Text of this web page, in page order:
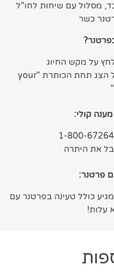
מסלול עם שיחות לחו"ל
כשר
בתוך מספר שניות תופיע היתרה על הצג תחת הכותרת "your
קולי:
פרטנר:
כולל טעינה בפרטנר עם
עלות!